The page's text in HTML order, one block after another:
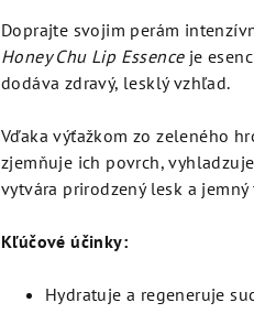
Doprajte svojim perám
Honey Chu Lip Essenceje
dodáva zdravý, lesklý vzhľad.
Vďaka výťažkom zo zeleného
zjemňuje ich povrch,
vytvára prirodzený lesk a
Kľúčové účinky:
Hydratuje a regeneruje